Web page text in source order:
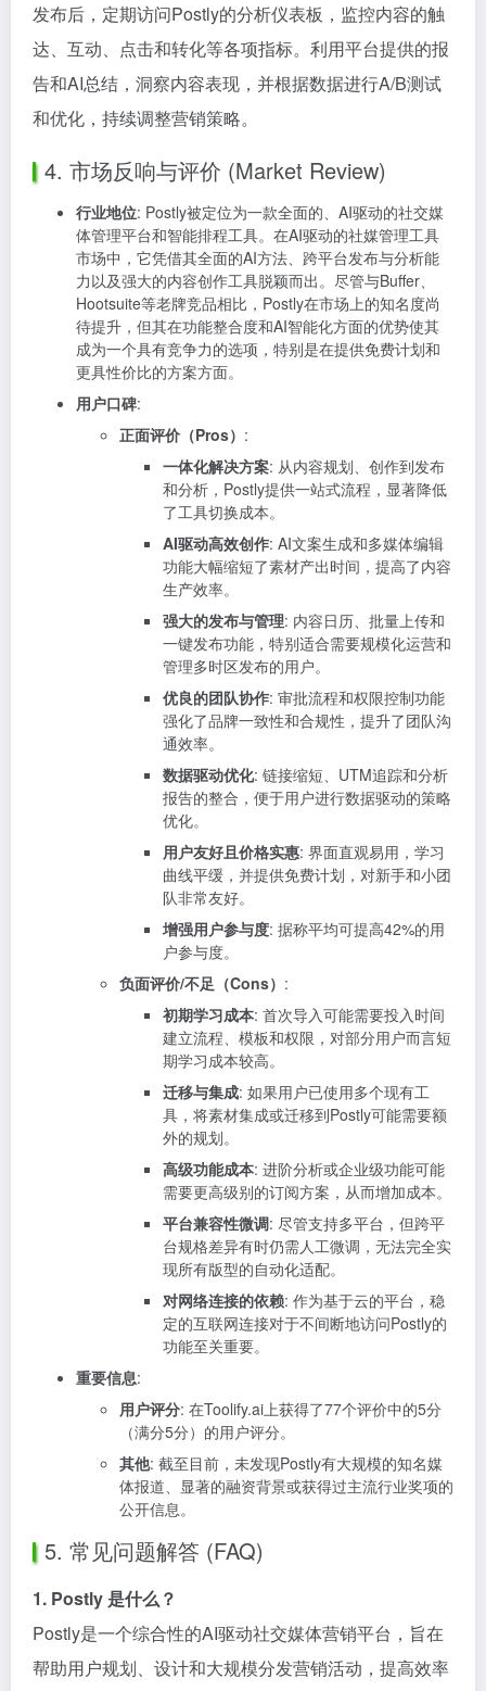
发布后，定期访问Postly的分析仪表板，监控内容的触
达、互动、点击和转化等各项指标。利用平台提供的报
告和AI总结，洞察内容表现，并根据数据进行A/B测试
和优化，持续调整营销策略。
4. 市场反响与评价 (Market Review)
行业地位: Postly被定位为一款全面的、AI驱动的社交媒
体管理平台和智能排程工具。在AI驱动的社媒管理工具
市场中，它凭借其全面的AI方法、跨平台发布与分析能
力以及强大的内容创作工具脱颖而出。尽管与Buffer、
Hootsuite等老牌竞品相比，Postly在市场上的知名度尚
待提升，但其在功能整合度和AI智能化方面的优势使其
成为一个具有竞争力的选项，特别是在提供免费计划和
更具性价比的方案方面。
用户口碑:
正面评价（Pros） :
一体化解决方案: 从内容规划、创作到发布
和分析，Postly提供一站式流程，显著降低
了工具切换成本。
AI驱动高效创作: AI文案生成和多媒体编辑
功能大幅缩短了素材产出时间，提高了内容
生产效率。
强大的发布与管理: 内容日历、批量上传和
一键发布功能，特别适合需要规模化运营和
管理多时区发布的用户。
优良的团队协作: 审批流程和权限控制功能
强化了品牌一致性和合规性，提升了团队沟
通效率。
数据驱动优化: 链接缩短、UTM追踪和分析
报告的整合，便于用户进行数据驱动的策略
优化。
用户友好且价格实惠: 界面直观易用，学习
曲线平缓，并提供免费计划，对新手和小团
队非常友好。
增强用户参与度: 据称平均可提高42%的用
户参与度。
负面评价/不足（Cons） :
初期学习成本: 首次导入可能需要投入时间
建立流程、模板和权限，对部分用户而言短
期学习成本较高。
迁移与集成: 如果用户已使用多个现有工
具，将素材集成或迁移到Postly可能需要额
外的规划。
高级功能成本: 进阶分析或企业级功能可能
需要更高级别的订阅方案，从而增加成本。
平台兼容性微调: 尽管支持多平台，但跨平
台规格差异有时仍需人工微调，无法完全实
现所有版型的自动化适配。
对网络连接的依赖: 作为基于云的平台，稳
定的互联网连接对于不间断地访问Postly的
功能至关重要。
重要信息:
用户评分: 在Toolify.ai上获得了77个评价中的5分
（满分5分）的用户评分。
其他: 截至目前，未发现Postly有大规模的知名媒
体报道、显著的融资背景或获得过主流行业奖项的
公开信息。
5. 常见问题解答 (FAQ)
1. Postly 是什么？
Postly是一个综合性的AI驱动社交媒体营销平台，旨在
帮助用户规划、设计和大规模分发营销活动，提高效率